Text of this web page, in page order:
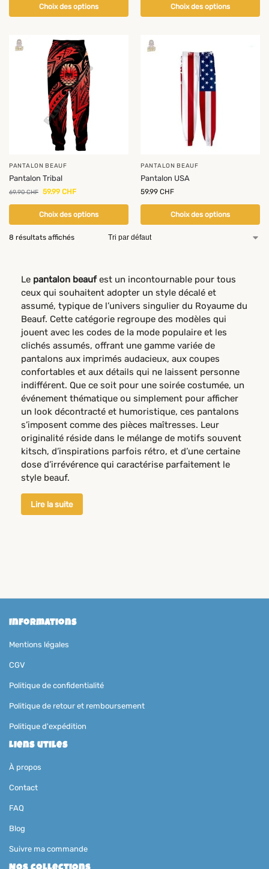
Choix des options Choix des options
-14%
PANTALON BEAUF
Pantalon Tribal
69.90CHF 59.99 CHF
Choix des options
PANTALON BEAUF
Pantalon USA
59.99 CHF
Choix des options
8 résultats affichés
Le pantalon beaufest un incontournable pour tous
ceux qui souhaitent adopter un style décalé et
assumé, typique de l’univers singulier du Royaume du
Beauf. Cette catégorie regroupe des modèles qui
jouent avec les codes de la mode populaire et les
clichés assumés, offrant une gamme variée de
pantalons aux imprimés audacieux, aux coupes
confortables et aux détails qui ne laissent personne
indifférent. Que ce soit pour une soirée costumée, un
événement thématique ou simplement pour afficher
un look décontracté et humoristique, ces pantalons
s’imposent comme des pièces maîtresses. Leur
originalité réside dans le mélange de motifs souvent
kitsch, d’inspirations parfois rétro, et d’une certaine
dose d’irrévérence qui caractérise parfaitement le
style beauf.
Lire la suite
Informations
Mentions légales
CGV
Politique de confidentialité
Politique de retour et remboursement
Politique d'expédition
Liens utiles
À propos
Contact
FAQ
Blog
Suivre ma commande